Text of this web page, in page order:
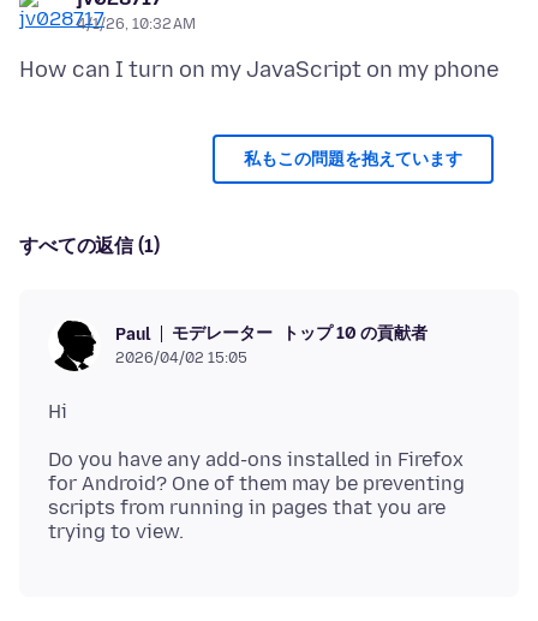
4/1/26, 10:32 AM
私もこの問題を抱えています
すべての返信 (1)
Paul モデレーター トップ 10 の貢献者
2026/04/02 15:05
Do you have any add-ons installed in Firefox
for Android? One of them may be preventing
scripts from running in pages that you are